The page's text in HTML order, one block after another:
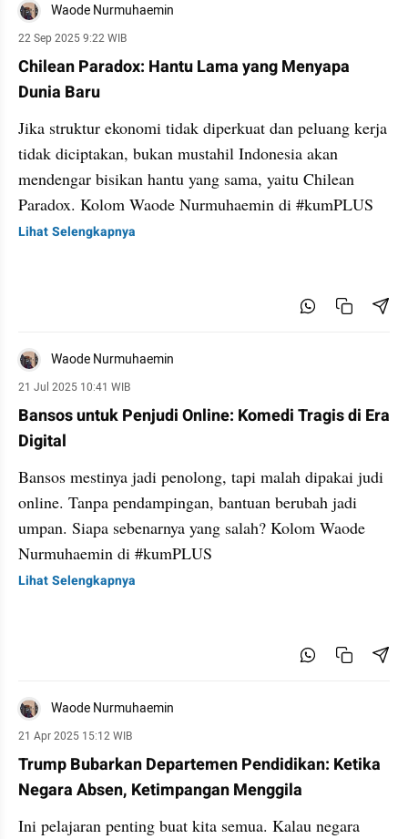
Waode Nurmuhaemin
22 Sep 2025 9:22 WIB
Chilean Paradox: Hantu Lama yang Menyapa
Dunia Baru
Jika struktur ekonomi tidak diperkuat dan peluang kerja
tidak diciptakan, bukan mustahil Indonesia akan
mendengar bisikan hantu yang sama, yaitu Chilean
Paradox. Kolom Waode Nurmuhaemin di #kumPLUS
Lihat Selengkapnya
Waode Nurmuhaemin
21 Jul 2025 10:41 WIB
Bansos untuk Penjudi Online: Komedi Tragis di Era
Digital
Bansos mestinya jadi penolong, tapi malah dipakai judi
online. Tanpa pendampingan, bantuan berubah jadi
umpan. Siapa sebenarnya yang salah? Kolom Waode
Nurmuhaemin di #kumPLUS
Lihat Selengkapnya
Waode Nurmuhaemin
21 Apr 2025 15:12 WIB
Trump Bubarkan Departemen Pendidikan: Ketika
Negara Absen, Ketimpangan Menggila
Ini pelajaran penting buat kita semua. Kalau negara